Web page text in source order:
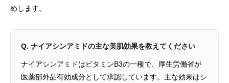
めします。
Q. ナイアシンアミドの主な美肌効果を教えてください
ナイアシンアミドはビタミンB3の一種で、厚生労働省が
医薬部外品有効成分として承認しています。主な効果はシ